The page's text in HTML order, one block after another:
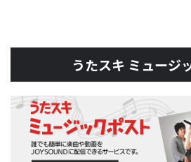
うたスキ ミュージ